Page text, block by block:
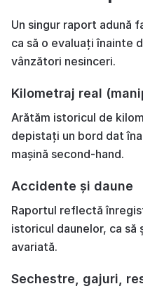
Un singur raport adună
ca să o evaluați înainte
vânzători nesinceri.
Kilometraj real
Arătăm istoricul de
depistați un bord dat
mașină second-hand.
Accidente și daune
Raportul reflectă
istoricul daunelor, ca să
avariată.
Sechestre, gajuri,